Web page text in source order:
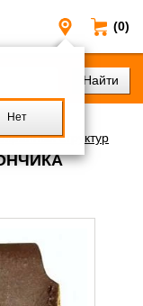
(0)
Москва
Нет
структур